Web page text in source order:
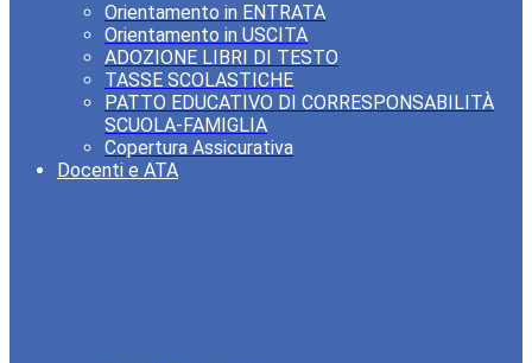
Orientamento in ENTRATA
Orientamento in USCITA
ADOZIONE LIBRI DI TESTO
TASSE SCOLASTICHE
PATTO EDUCATIVO DI CORRESPONSABILITÀ
SCUOLA-FAMIGLIA
Copertura Assicurativa
Docenti e ATA